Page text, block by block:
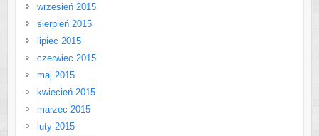
wrzesień 2015
sierpień 2015
lipiec 2015
czerwiec 2015
maj 2015
kwiecień 2015
marzec 2015
luty 2015